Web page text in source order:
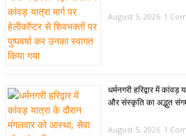
August 5, 2026 1
धर्मनगरी हरिद्वार में
और संस्कृति का अद्भुत
August 5, 2026 1